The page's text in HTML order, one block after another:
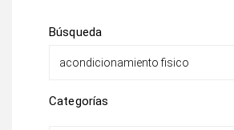
Búsqueda
Categorías